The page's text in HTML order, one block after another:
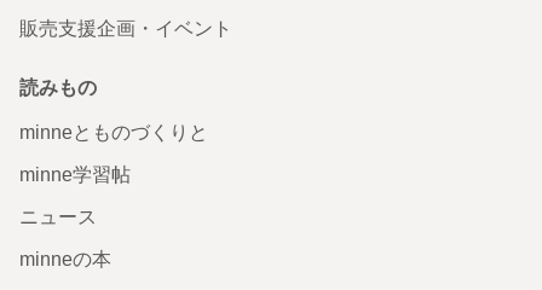
販売支援企画・イベント
読みもの
minneとものづくりと
minne学習帖
ニュース
minneの本